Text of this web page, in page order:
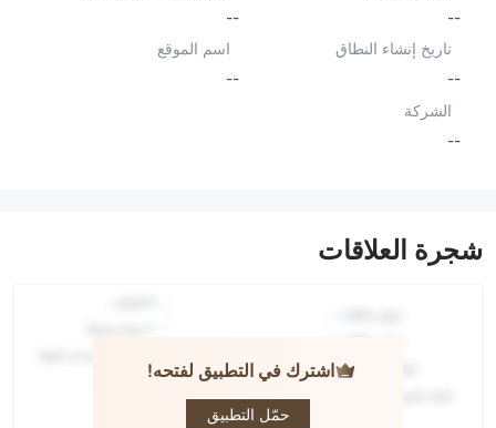
--
--
تاريخ إنشاء النطاق
--
اسم الموقع
--
الشركة
--
شجرة العلاقات
اشترك في التطبيق لفتحه!
حمّل التطبيق